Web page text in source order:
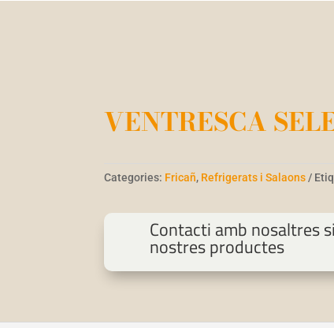
VENTRESCA
Categories: Fricañ, Refrigerats i Salaons
Contacti amb nosaltres
nostres productes